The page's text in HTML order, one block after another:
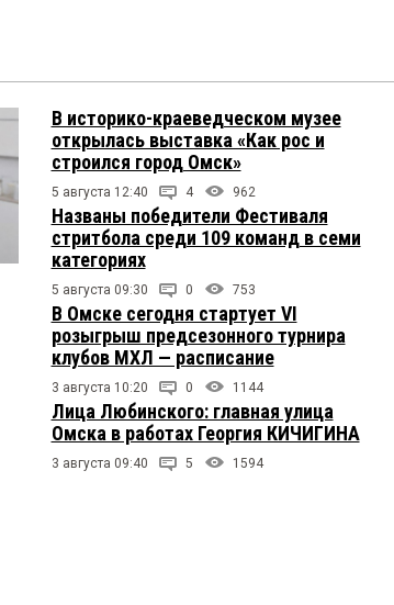
В историко-краеведческом музее
открылась выставка «Как рос и
строился город Омск»
5 августа 12:40 4 962
Названы победители Фестиваля
стритбола среди 109 команд в семи
категориях
5 августа 09:30 0 753
В Омске сегодня стартует VI
розыгрыш предсезонного турнира
клубов МХЛ — расписание
3 августа 10:20 0 1144
Лица Любинского: главная улица
Омска в работах Георгия КИЧИГИНА
3 августа 09:40 5 1594